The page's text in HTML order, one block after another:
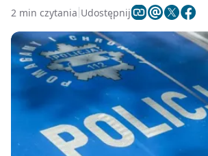
2 min czytania Udostępnij